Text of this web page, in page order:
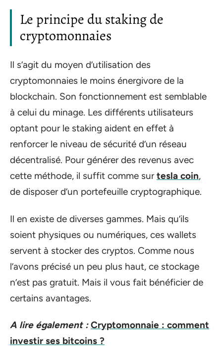
Le principe du staking de
cryptomonnaies
Il s’agit du moyen d’utilisation des
cryptomonnaies le moins énergivore de la
blockchain. Son fonctionnement est semblable
à celui du minage. Les différents utilisateurs
optant pour le staking aident en effet à
renforcer le niveau de sécurité d’un réseau
décentralisé. Pour générer des revenus avec
cette méthode, il suffit comme surtesla coin,
de disposer d’un portefeuille cryptographique.
Il en existe de diverses gammes. Mais qu’ils
soient physiques ou numériques, ces wallets
servent à stocker des cryptos. Comme nous
l’avons précisé un peu plus haut, ce stockage
n’est pas gratuit. Mais il vous fait bénéficier de
certains avantages.
A lire également : Cryptomonnaie : comment
investir ses bitcoins ?